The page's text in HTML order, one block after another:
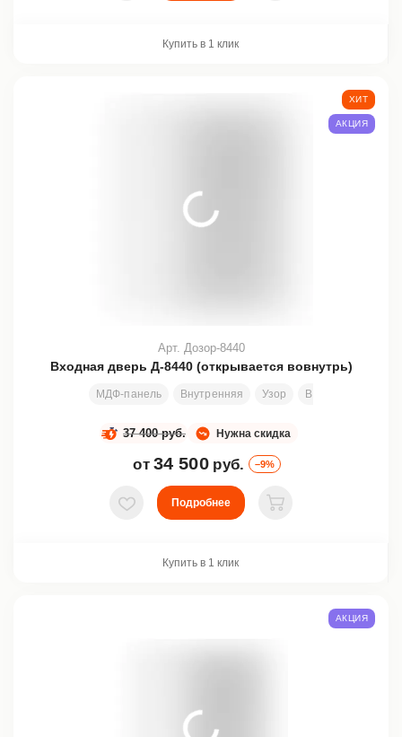
Купить в 1 клик
Входная дверь Д-8440 (открывается вовнутрь)
МДФ-панель Внутренняя Узор Все размеры
Арт. Дозор-8440
Нужна скидка
37 400 руб.
от 34 500 руб. –9%
ХИТ
АКЦИЯ
В избранное
Подробнее
В корзину
Купить в 1 клик
АКЦИЯ